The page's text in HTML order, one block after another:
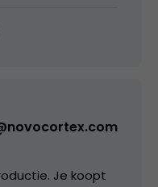
Je koopt